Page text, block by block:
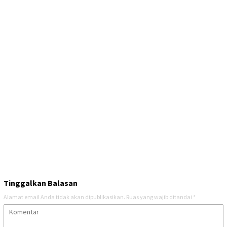
Tinggalkan Balasan
Alamat email Anda tidak akan dipublikasikan. Ruas yang wajib ditandai *